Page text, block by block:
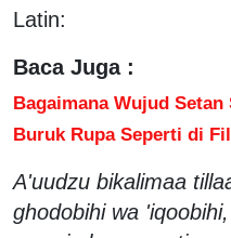
Latin:
Baca Juga :
Bagaimana Wujud
Buruk Rupa Seperti di
A'uudzu bikalimaa
ghodobihi wa